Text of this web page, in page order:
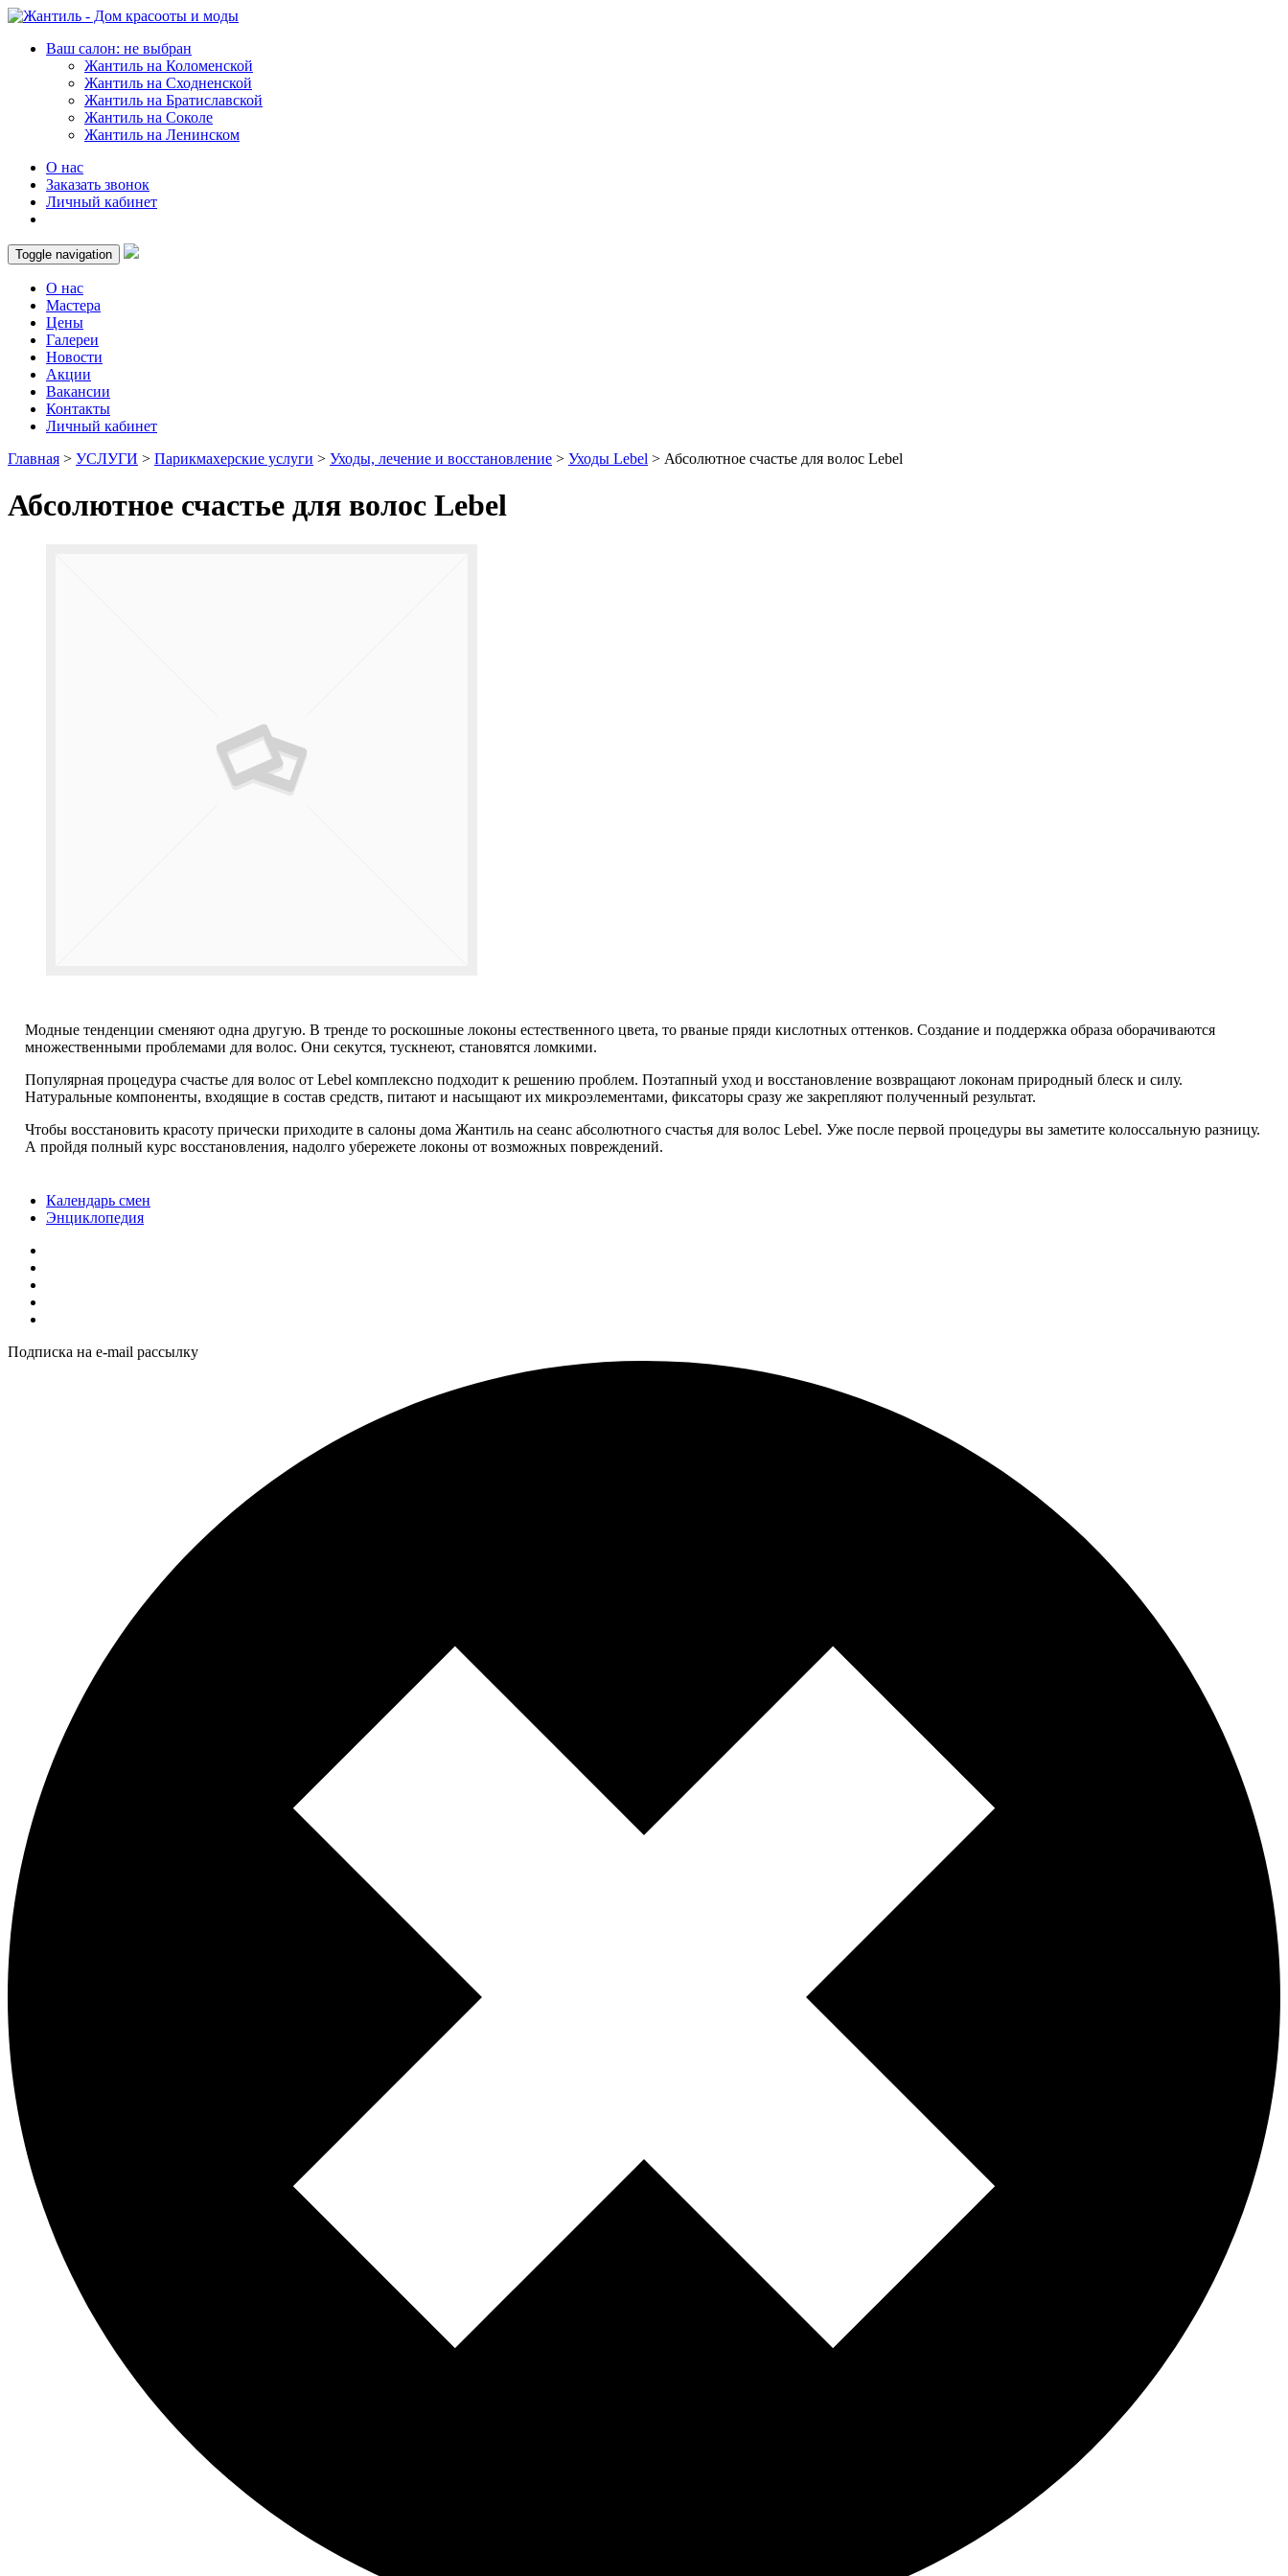
Ваш салон: не выбран
Жантиль на Коломенской
Жантиль на Сходненской
Жантиль на Братиславской
Жантиль на Соколе
Жантиль на Ленинском
О нас
Заказать звонок
Личный кабинет
Toggle navigation
О нас
Мастера
Цены
Галереи
Новости
Акции
Вакансии
Контакты
Личный кабинет
Главная > УСЛУГИ > Парикмахерские услуги > Уходы, лечение и восстановление > Уходы Lebel > Абсолютное счастье для волос Lebel
Абсолютное счастье для волос Lebel
Модные тенденции сменяют одна другую. В тренде то роскошные локоны естественного цвета, то рваные пряди кислотных оттенков. Создание и поддержка образа оборачиваются
множественными проблемами для волос. Они секутся, тускнеют, становятся ломкими.
Популярная процедура счастье для волос от Lebel комплексно подходит к решению проблем. Поэтапный уход и восстановление возвращают локонам природный блеск и силу.
Натуральные компоненты, входящие в состав средств, питают и насыщают их микроэлементами, фиксаторы сразу же закрепляют полученный результат.
Чтобы восстановить красоту прически приходите в салоны дома Жантиль на сеанс абсолютного счастья для волос Lebel. Уже после первой процедуры вы заметите колоссальную разницу.
А пройдя полный курс восстановления, надолго убережете локоны от возможных повреждений.
Календарь смен
Энциклопедия
Подписка на e-mail рассылку